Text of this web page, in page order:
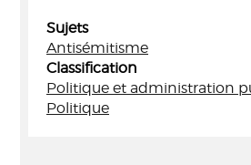
Sujets
Antisémitisme
Classification
Politique et administration
Politique